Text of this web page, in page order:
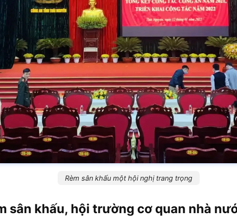
Rèm sân khấu một hội nghị trang trọng
sân khấu, hội trường cơ quan nhà